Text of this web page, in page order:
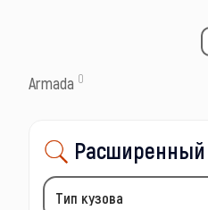
Armada 0
Расширенный
Тип кузова